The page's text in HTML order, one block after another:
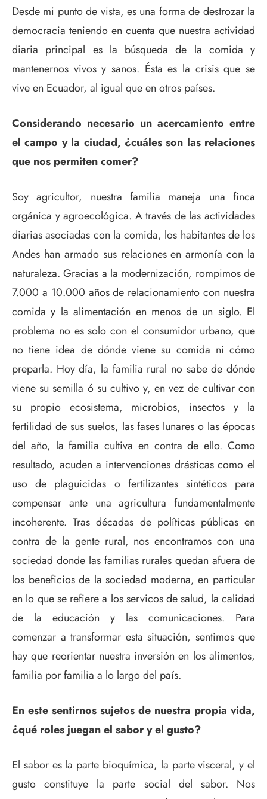
Desde mi punto de vista, es una forma de destrozar la
democracia teniendo en cuenta que nuestra actividad
diaria principal es la búsqueda de la comida y
mantenernos vivos y sanos. Ésta es la crisis que se
vive en Ecuador, al igual que en otros países.
Considerando necesario un acercamiento entre
el campo y la ciudad, ¿cuáles son las relaciones
que nos permiten comer?
Soy agricultor, nuestra familia maneja una finca
orgánica y agroecológica. A través de las actividades
diarias asociadas con la comida, los habitantes de los
Andes han armado sus relaciones en armonía con la
naturaleza. Gracias a la modernización, rompimos de
7.000 a 10.000 años de relacionamiento con nuestra
comida y la alimentación en menos de un siglo. El
problema no es solo con el consumidor urbano, que
no tiene idea de dónde viene su comida ni cómo
preparla. Hoy día, la familia rural no sabe de dónde
viene su semilla ó su cultivo y, en vez de cultivar con
su propio ecosistema, microbios, insectos y la
fertilidad de sus suelos, las fases lunares o las épocas
del año, la familia cultiva en contra de ello. Como
resultado, acuden a intervenciones drásticas como el
uso de plaguicidas o fertilizantes sintéticos para
compensar ante una agricultura fundamentalmente
incoherente. Tras décadas de políticas públicas en
contra de la gente rural, nos encontramos con una
sociedad donde las familias rurales quedan afuera de
los beneficios de la sociedad moderna, en particular
en lo que se refiere a los servicos de salud, la calidad
de la educación y las comunicaciones. Para
comenzar a transformar esta situación, sentimos que
hay que reorientar nuestra inversión en los alimentos,
familia por familia a lo largo del país.
En este sentirnos sujetos de nuestra propia vida,
¿qué roles juegan el sabor y el gusto?
El sabor es la parte bioquímica, la parte visceral, y el
gusto constituye la parte social del sabor. Nos